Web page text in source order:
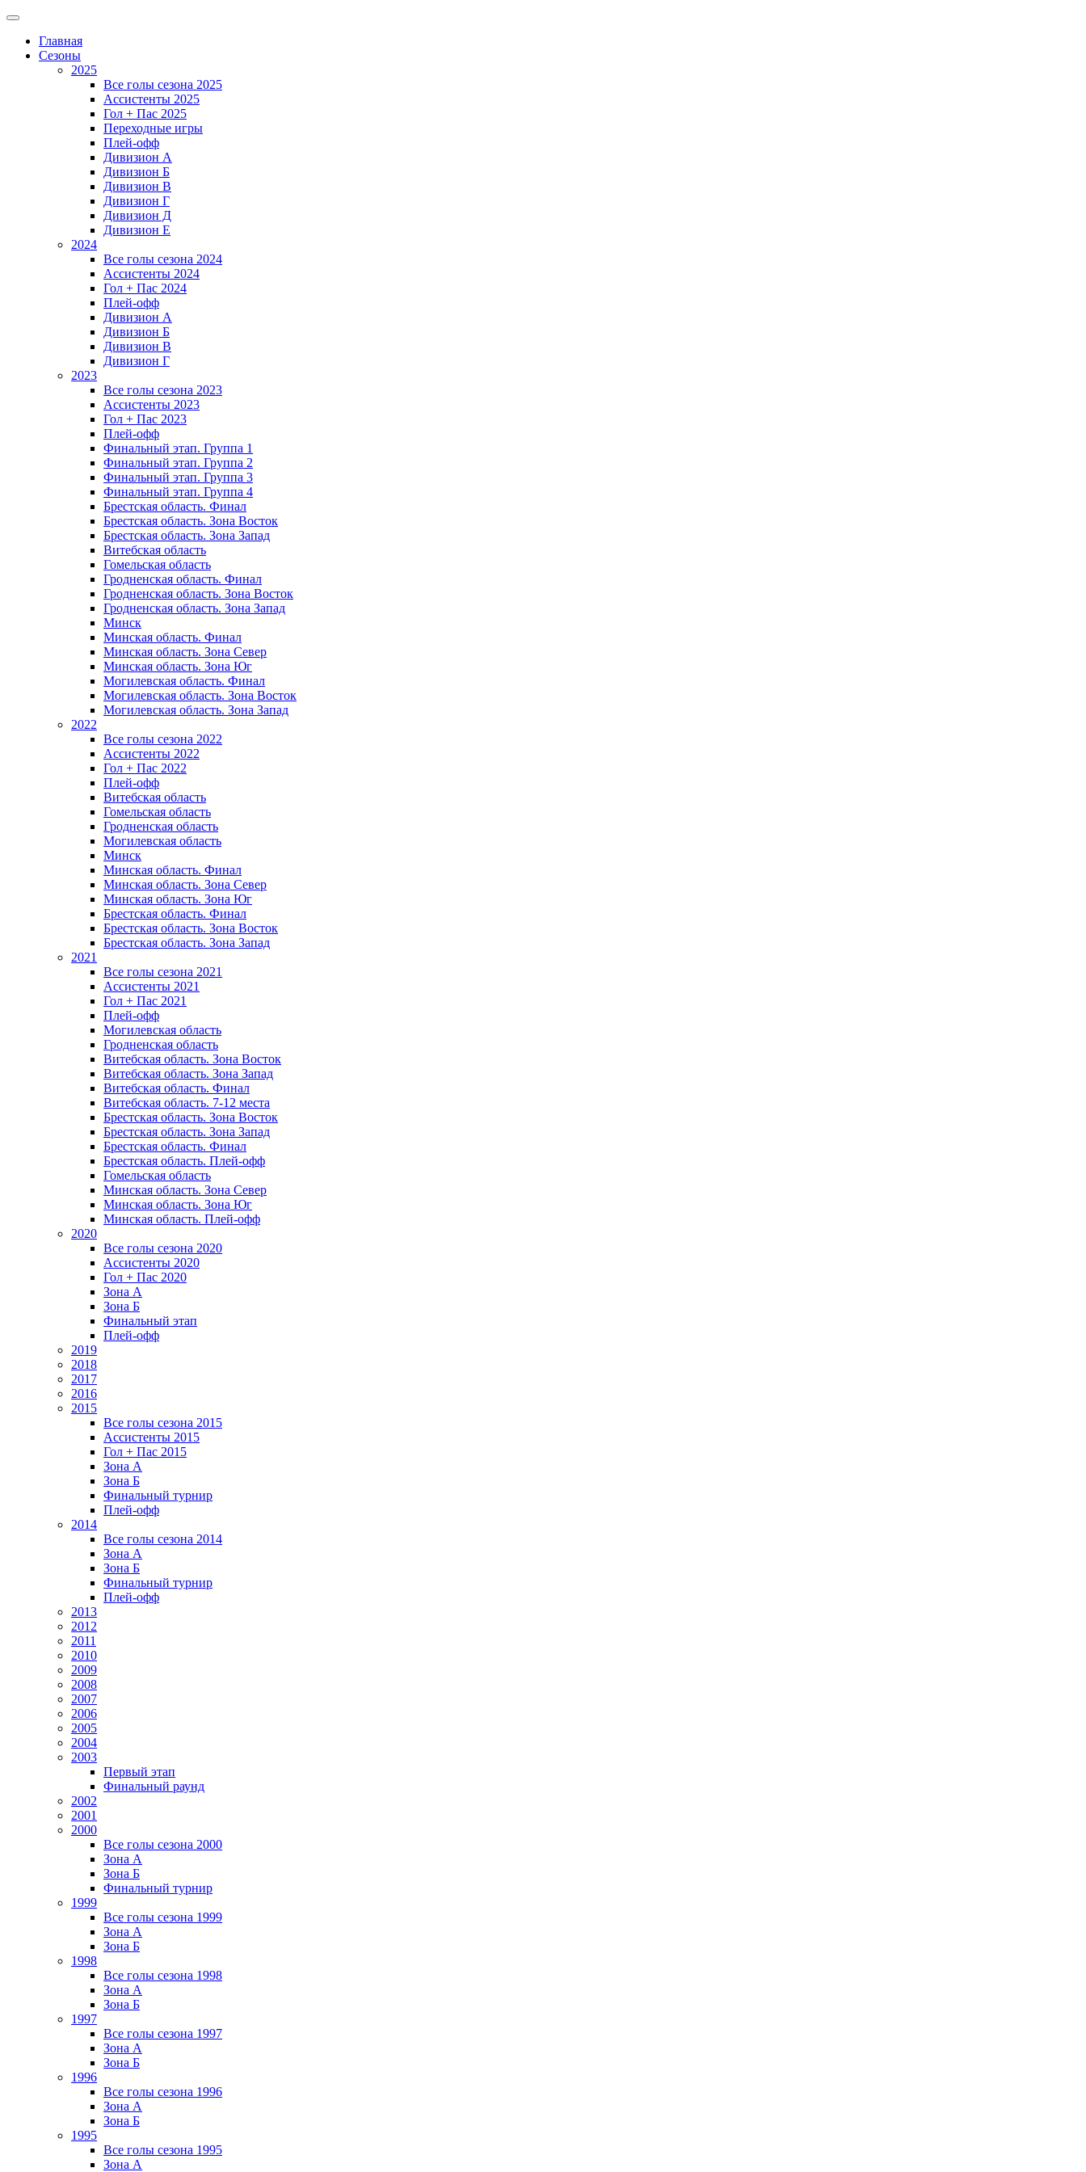
Главная
Сезоны
2025
Все голы сезона 2025
Ассистенты 2025
Гол + Пас 2025
Переходные игры
Плей-офф
Дивизион A
Дивизион Б
Дивизион В
Дивизион Г
Дивизион Д
Дивизион Е
2024
Все голы сезона 2024
Ассистенты 2024
Гол + Пас 2024
Плей-офф
Дивизион A
Дивизион Б
Дивизион В
Дивизион Г
2023
Все голы сезона 2023
Ассистенты 2023
Гол + Пас 2023
Плей-офф
Финальный этап. Группа 1
Финальный этап. Группа 2
Финальный этап. Группа 3
Финальный этап. Группа 4
Брестская область. Финал
Брестская область. Зона Восток
Брестская область. Зона Запад
Витебская область
Гомельская область
Гродненская область. Финал
Гродненская область. Зона Восток
Гродненская область. Зона Запад
Минск
Минская область. Финал
Минская область. Зона Север
Минская область. Зона Юг
Могилевская область. Финал
Могилевская область. Зона Восток
Могилевская область. Зона Запад
2022
Все голы сезона 2022
Ассистенты 2022
Гол + Пас 2022
Плей-офф
Витебская область
Гомельская область
Гродненская область
Могилевская область
Минск
Mинская область. Финал
Минская область. Зона Север
Минская область. Зона Юг
Брестская область. Финал
Брестская область. Зона Восток
Брестская область. Зона Запад
2021
Все голы сезона 2021
Ассистенты 2021
Гол + Пас 2021
Плей-офф
Могилевская область
Гродненская область
Витебская область. Зона Восток
Витебская область. Зона Запад
Витебская область. Финал
Витебская область. 7-12 места
Брестская область. Зона Восток
Брестская область. Зона Запад
Брестская область. Финал
Брестская область. Плей-офф
Гомельская область
Минская область. Зона Север
Минская область. Зона Юг
Минская область. Плей-офф
2020
Все голы сезона 2020
Ассистенты 2020
Гол + Пас 2020
Зона А
Зона Б
Финальный этап
Плей-офф
2019
2018
2017
2016
2015
Все голы сезона 2015
Ассистенты 2015
Гол + Пас 2015
Зона А
Зона Б
Финальный турнир
Плей-офф
2014
Все голы сезона 2014
Зона А
Зона Б
Финальный турнир
Плей-офф
2013
2012
2011
2010
2009
2008
2007
2006
2005
2004
2003
Первый этап
Финальный раунд
2002
2001
2000
Все голы сезона 2000
Зона А
Зона Б
Финальный турнир
1999
Все голы сезона 1999
Зона А
Зона Б
1998
Все голы сезона 1998
Зона А
Зона Б
1997
Все голы сезона 1997
Зона А
Зона Б
1996
Все голы сезона 1996
Зона А
Зона Б
1995
Все голы сезона 1995
Зона А